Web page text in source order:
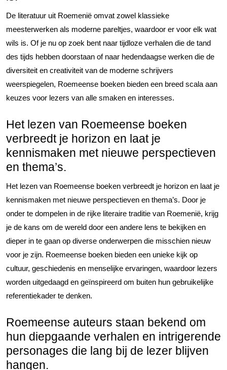
De literatuur uit Roemenië omvat zowel klassieke
meesterwerken als moderne pareltjes, waardoor er voor elk wat
wils is. Of je nu op zoek bent naar tijdloze verhalen die de tand
des tijds hebben doorstaan of naar hedendaagse werken die de
diversiteit en creativiteit van de moderne schrijvers
weerspiegelen, Roemeense boeken bieden een breed scala aan
keuzes voor lezers van alle smaken en interesses.
Het lezen van Roemeense boeken
verbreedt je horizon en laat je
kennismaken met nieuwe perspectieven
en thema’s.
Het lezen van Roemeense boeken verbreedt je horizon en laat je
kennismaken met nieuwe perspectieven en thema’s. Door je
onder te dompelen in de rijke literaire traditie van Roemenië, krijg
je de kans om de wereld door een andere lens te bekijken en
dieper in te gaan op diverse onderwerpen die misschien nieuw
voor je zijn. Roemeense boeken bieden een unieke kijk op
cultuur, geschiedenis en menselijke ervaringen, waardoor lezers
worden uitgedaagd en geïnspireerd om buiten hun gebruikelijke
referentiekader te denken.
Roemeense auteurs staan bekend om
hun diepgaande verhalen en intrigerende
personages die lang bij de lezer blijven
hangen.